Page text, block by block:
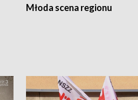
Młoda scena regionu